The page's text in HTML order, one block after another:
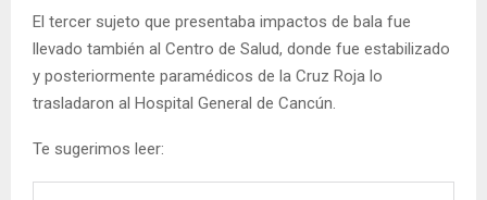
El tercer sujeto que presentaba impactos de bala fue
llevado también al Centro de Salud, donde fue estabilizado
y posteriormente paramédicos de la Cruz Roja lo
trasladaron al Hospital General de Cancún.
Te sugerimos leer: